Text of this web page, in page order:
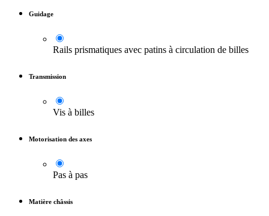
Guidage
Rails prismatiques avec patins à circulation de billes
Transmission
Vis à billes
Motorisation des axes
Pas à pas
Matière châssis